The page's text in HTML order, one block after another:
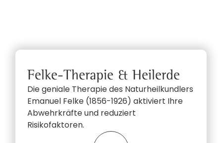
Felke-Therapie & Heilerde
Die geniale Therapie des Naturheilkundlers
Emanuel Felke (1856-1926) aktiviert Ihre
Abwehrkräfte und reduziert
Risikofaktoren.